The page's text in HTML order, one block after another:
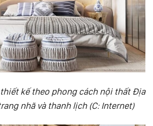
kế theo phong cách nội thất Địa
nhã và thanh lịch (C: Internet)